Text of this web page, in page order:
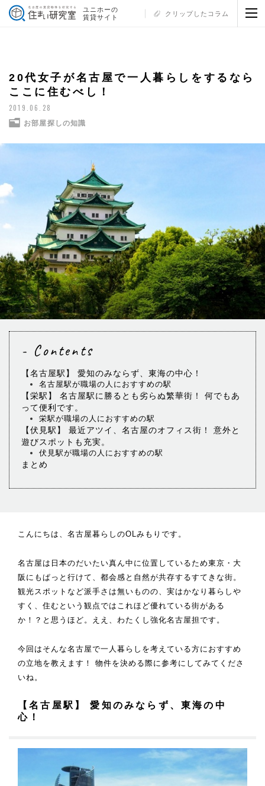
ユニホーの
賃貸サイト
クリップしたコラム
20代女子が名古屋で一人暮らしをするなら
ここに住むべし！
2019.06.28
お部屋探しの知識
- Contents
【名古屋駅】 愛知のみならず、東海の中心！
名古屋駅が職場の人におすすめの駅
【栄駅】 名古屋駅に勝るとも劣らぬ繁華街！ 何でもあ
って便利です。
栄駅が職場の人におすすめの駅
【伏見駅】 最近アツイ、名古屋のオフィス街！ 意外と
遊びスポットも充実。
伏見駅が職場の人におすすめの駅
まとめ
こんにちは、名古屋暮らしのOLみもりです。
名古屋は日本のだいたい真ん中に位置しているため東京・大
阪にもぱっと行けて、都会感と自然が共存するすてきな街。
観光スポットなど派手さは無いものの、実はかなり暮らしや
すく、住むという観点ではこれほど優れている街がある
か！？と思うほど。ええ、わたくし強化名古屋担です。
今回はそんな名古屋で一人暮らしを考えている方におすすめ
の立地を教えます！ 物件を決める際に参考にしてみてくださ
いね。
【名古屋駅】 愛知のみならず、東海の中
心！